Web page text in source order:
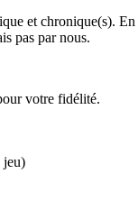
et chronique(s).
pas par nous.
votre fidélité.
jeu)